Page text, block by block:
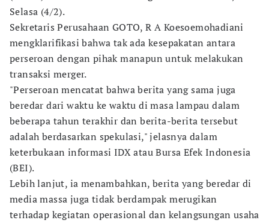
Selasa (4/2).
Sekretaris Perusahaan GOTO, R A Koesoemohadiani
mengklarifikasi bahwa tak ada kesepakatan antara
perseroan dengan pihak manapun untuk melakukan
transaksi merger.
"Perseroan mencatat bahwa berita yang sama juga
beredar dari waktu ke waktu di masa lampau dalam
beberapa tahun terakhir dan berita-berita tersebut
adalah berdasarkan spekulasi," jelasnya dalam
keterbukaan informasi IDX atau Bursa Efek Indonesia
(BEI).
Lebih lanjut, ia menambahkan, berita yang beredar di
media massa juga tidak berdampak merugikan
terhadap kegiatan operasional dan kelangsungan usaha